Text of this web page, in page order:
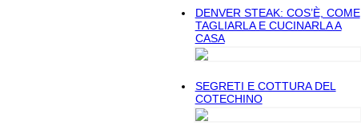
DENVER STEAK: COS’È, COME
TAGLIARLA E CUCINARLA A
CASA
SEGRETI E COTTURA DEL
COTECHINO